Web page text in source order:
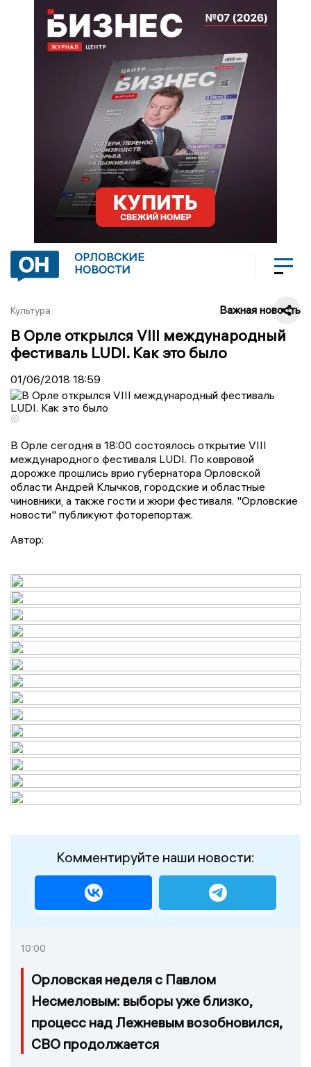
ОРЛОВСКИЕ
НОВОСТИ
Культура Важная новость
В Орле открылся VIII международный
фестиваль LUDI. Как это было
01/06/2018 18:59
©
В Орле сегодня в 18:00 состоялось открытие VIII
международного фестиваля LUDI. По ковровой
дорожке прошлись врио губернатора Орловской
области Андрей Клычков, городские и областные
чиновники, а также гости и жюри фестиваля. "Орловские
новости" публикуют фоторепортаж.
Автор:
Комментируйте наши новости:
10:00
Орловская неделя с Павлом
Несмеловым: выборы уже близко,
процесс над Лежневым возобновился,
СВО продолжается